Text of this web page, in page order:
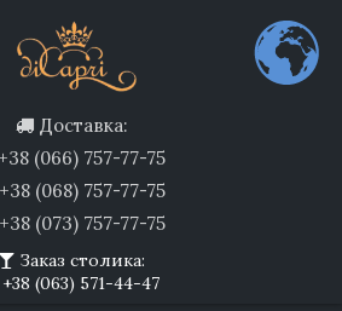
Доставка:
+38 (066) 757-77-75
+38 (068) 757-77-75
+38 (073) 757-77-75
Заказ столика:
(063) 571-44-47